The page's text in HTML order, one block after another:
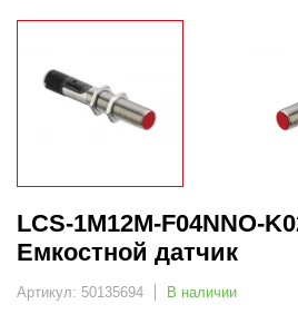
LCS-1M12M-F04NNO-
Емкостной датчик
Артикул: 50135694 В наличии